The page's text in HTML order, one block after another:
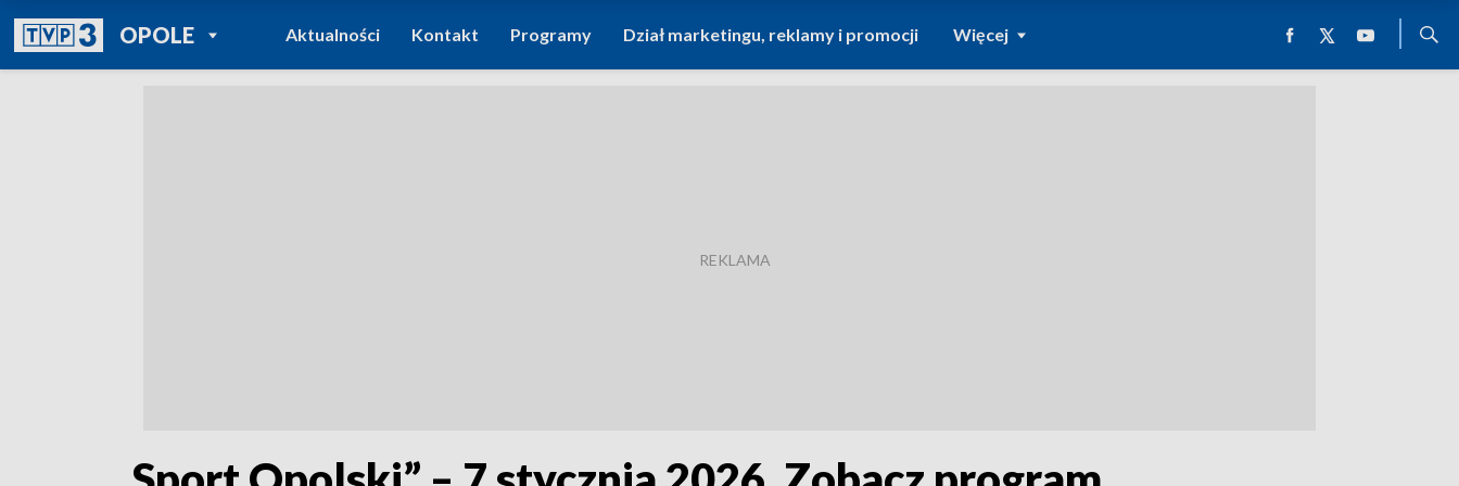
OPOLEPOWRÓT DO
TVP REGIONY
Aktualności Kontakt Programy Dział marketingu, reklamy i promocji Więcej